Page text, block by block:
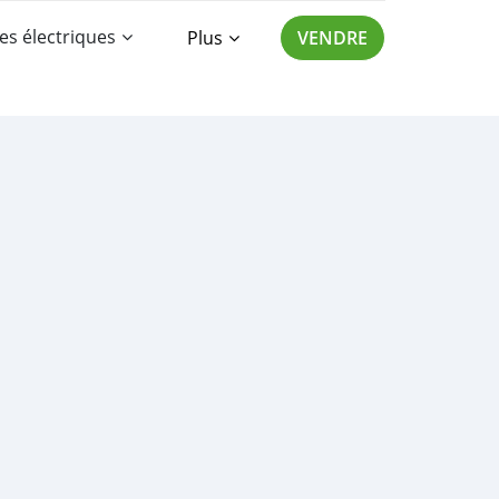
électriques Plus VENDRE